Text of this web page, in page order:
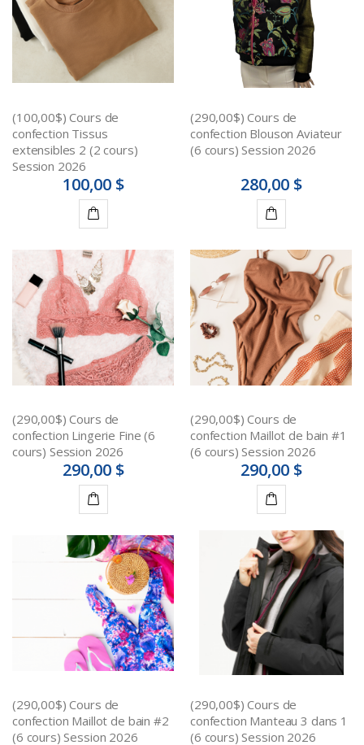
(100,00$) Cours de
confection Tissus
extensibles 2 (2 cours)
Session 2026
100,00 $
au
panier
(290,00$) Cours de
confection Blouson Aviateur
(6 cours) Session 2026
280,00 $
(290,00$) Cours de
confection Lingerie Fine (6
cours) Session 2026
290,00 $
au
panier
(290,00$) Cours de
confection Maillot de bain #1
(6 cours) Session 2026
290,00 $
Ajouter
au
panier
(290,00$) Cours de
confection Maillot de bain #2
(6 cours) Session 2026
(290,00$) Cours de
confection Manteau 3 dans 1
(6 cours) Session 2026